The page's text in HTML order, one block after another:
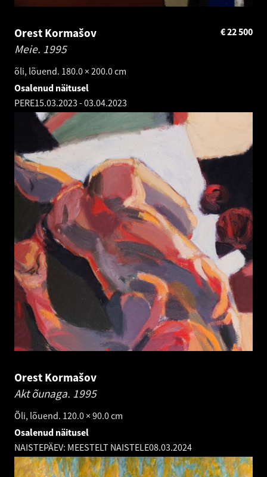
Orest Kormašov
Meie. 1995
õli, lõuend. 180.0 × 200.0 cm
22 500
€
Osalenud näitusel
PERE15.03.2023 -03.04.2023
Orest Kormašov
Akt õunaga. 1995
Õli, lõuend. 120.0 × 90.0 cm
Osalenud näitusel
NAISTEPÄEV: MEESTELT NAISTELE08.03.2024